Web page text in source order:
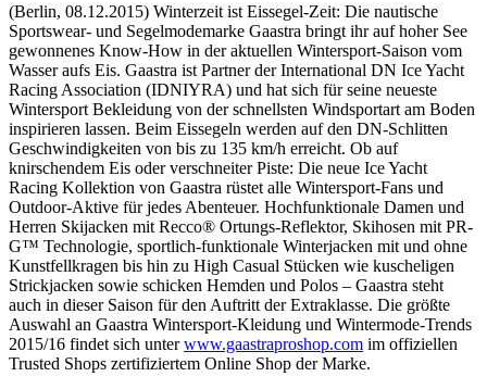
(Berlin, 08.12.2015) Winterzeit ist Eissegel-Zeit: Die nautische
Sportswear- und Segelmodemarke Gaastra bringt ihr auf hoher See
gewonnenes Know-How in der aktuellen Wintersport-Saison vom
Wasser aufs Eis. Gaastra ist Partner der International DN Ice Yacht
Racing Association (IDNIYRA) und hat sich für seine neueste
Wintersport Bekleidung von der schnellsten Windsportart am Boden
inspirieren lassen. Beim Eissegeln werden auf den DN-Schlitten
Geschwindigkeiten von bis zu 135 km/h erreicht. Ob auf
knirschendem Eis oder verschneiter Piste: Die neue Ice Yacht
Racing Kollektion von Gaastra rüstet alle Wintersport-Fans und
Outdoor-Aktive für jedes Abenteuer. Hochfunktionale Damen und
Herren Skijacken mit Recco® Ortungs-Reflektor, Skihosen mit PR-
G™ Technologie, sportlich-funktionale Winterjacken mit und ohne
Kunstfellkragen bis hin zu High Casual Stücken wie kuscheligen
Strickjacken sowie schicken Hemden und Polos – Gaastra steht
auch in dieser Saison für den Auftritt der Extraklasse. Die größte
Auswahl an Gaastra Wintersport-Kleidung und Wintermode-Trends
2015/16 findet sich unterwww.gaastraproshop.com im offiziellen
Trusted Shops zertifiziertem Online Shop der Marke.